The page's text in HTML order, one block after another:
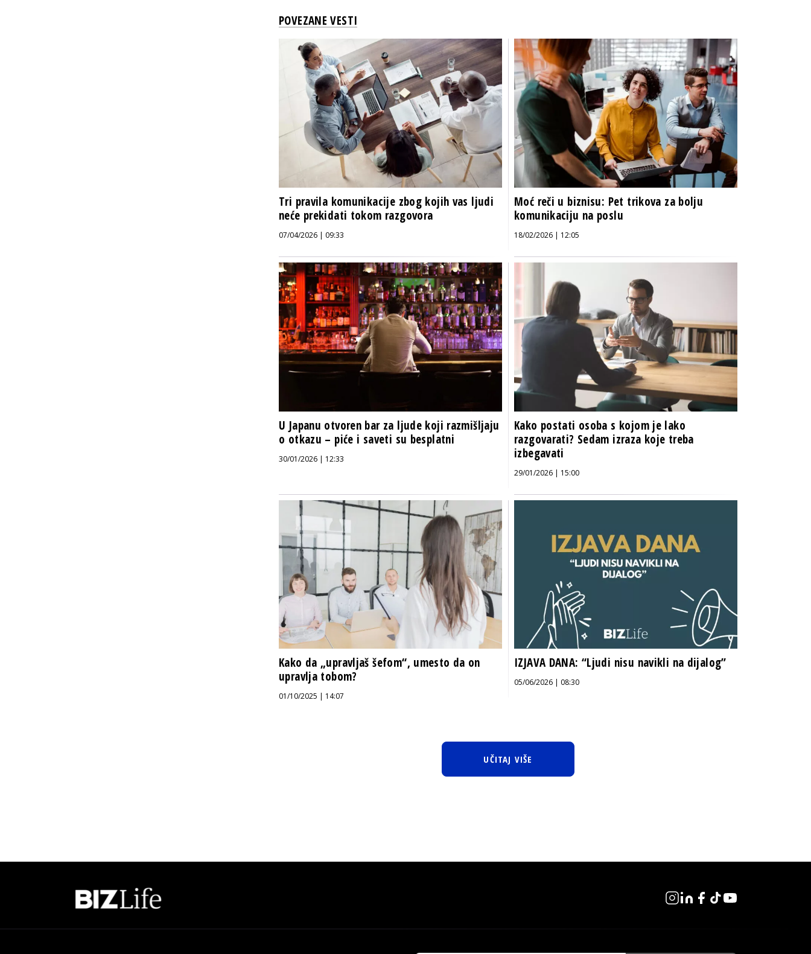
POVEZANE VESTI
Tri pravila komunikacije zbog kojih vas ljudi
neće prekidati tokom razgovora
07/04/2026 | 09:33
Moć reči u biznisu: Pet trikova za bolju
komunikaciju na poslu
18/02/2026 | 12:05
U Japanu otvoren bar za ljude koji razmišljaju
o otkazu – piće i saveti su besplatni
30/01/2026 | 12:33
Kako postati osoba s kojom je lako
razgovarati? Sedam izraza koje treba
izbegavati
29/01/2026 | 15:00
Kako da „upravljaš šefom“, umesto da on
upravlja tobom?
01/10/2025 | 14:07
IZJAVA DANA: “Ljudi nisu navikli na dijalog”
05/06/2026 | 08:30
UČITAJ VIŠE